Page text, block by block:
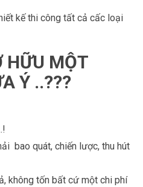
kế thi công tất cả cấc loại
HỮU MỘT
Ý ..???
bao quát, chiến lược, thu hút
không tốn bất cứ một chi phí